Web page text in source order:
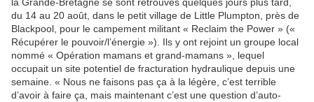
du 14 au 20 août, dans le petit village de Little Plumpton, près de
Blackpool, pour le campement militant « Reclaim the Power » («
Récupérer le pouvoir/l’énergie »). Ils y ont rejoint un groupe local
nommé « Opération mamans et grand-mamans », lequel
occupait un site potentiel de fracturation hydraulique depuis une
semaine. « Nous ne faisons pas ça à la légère, c’est terrible
d’avoir à faire ça, mais maintenant c’est une question d’auto-